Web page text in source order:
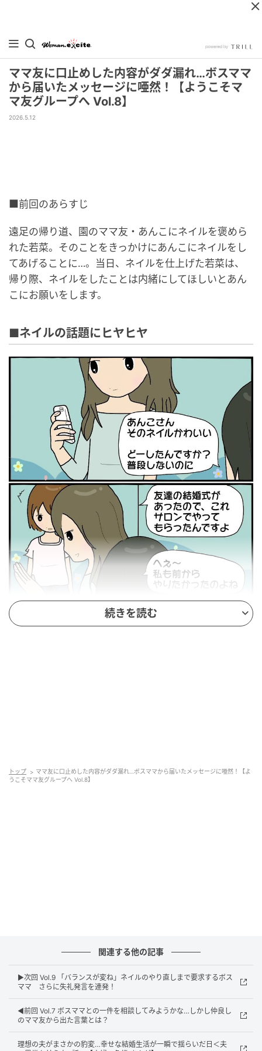
ママ友に口止めした内容がダダ漏れ…ボスママ
から届いたメッセージに唖然！【ようこそマ
マ友グループへ Vol.8】
2026.5.12
■前回のあらすじ
遠足の帰り道、園のママ友・あんこにネイルを褒めら
れた若菜。そのことをきっかけにあんこにネイルをし
てあげることに…。当日、ネイルを仕上げた若菜は、
帰り際、ネイルをしたことは内緒にしてほしいとあん
こにお願いをします。
■ネイルの話題にヒヤヒヤ
ウーマンエキサイト 続きを読む
トップ
ママ友に口止めした内容がダダ漏れ…ボスママから届いたメッセージに唖然！【よ
うこそママ友グループへ Vol.8】
関連する他の記事
▶︎次回 Vol.9 「バランスが変ね」ネイルのやり直しまで要求するボス
ママ さらに失礼発言を連発！
◀︎前回 Vol.7 ボスママとの一件を相談してみようかな…しかし仲良し
のママ友から出た言葉とは？
理想の夫がまさかの豹変…幸せな結婚生活が一瞬で揺らいだ日＜夫